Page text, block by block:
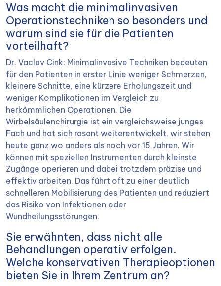
Was macht die minimalinvasiven
Operationstechniken so besonders und
warum sind sie für die Patienten
vorteilhaft?
Dr. Vaclav Cink: Minimalinvasive Techniken bedeuten
für den Patienten in erster Linie weniger Schmerzen,
kleinere Schnitte, eine kürzere Erholungszeit und
weniger Komplikationen im Vergleich zu
herkömmlichen Operationen. Die
Wirbelsäulenchirurgie ist ein vergleichsweise junges
Fach und hat sich rasant weiterentwickelt, wir stehen
heute ganz wo anders als noch vor 15 Jahren. Wir
können mit speziellen Instrumenten durch kleinste
Zugänge operieren und dabei trotzdem präzise und
effektiv arbeiten. Das führt oft zu einer deutlich
schnelleren Mobilisierung des Patienten und reduziert
das Risiko von Infektionen oder
Wundheilungsstörungen.
Sie erwähnten, dass nicht alle
Behandlungen operativ erfolgen.
Welche konservativen Therapieoptionen
bieten Sie in Ihrem Zentrum an?